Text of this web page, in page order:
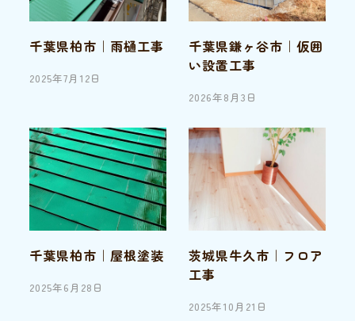
千葉県柏市｜雨樋工事
投稿日
2025年7月12日
千葉県鎌ヶ谷市｜仮囲
い設置工事
投稿日
2026年8月3日
千葉県柏市｜屋根塗装
投稿日
2025年6月28日
茨城県牛久市｜フロア
工事
投稿日
2025年10月21日